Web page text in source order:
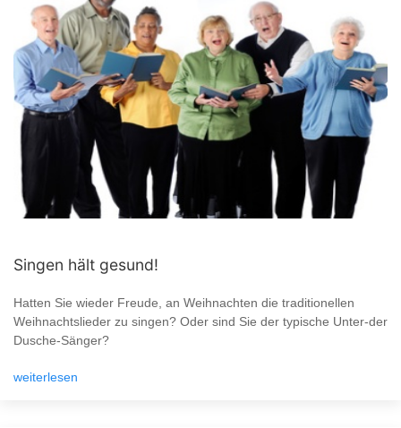
Singen hält gesund!
Hatten Sie wieder Freude, an Weihnachten die traditionellen
Weihnachtslieder zu singen? Oder sind Sie der typische Unter-der
Dusche-Sänger?
weiterlesen